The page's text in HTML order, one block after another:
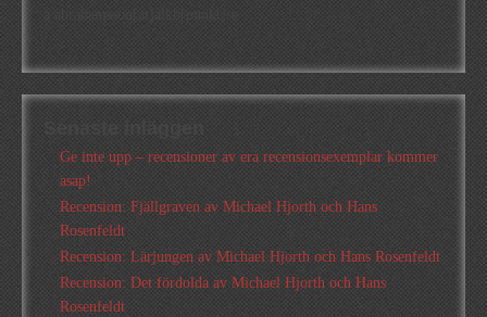
Senaste inläggen
Ge inte upp – recensioner av era recensionsexemplar kommer
asap!
Recension: Fjällgraven av Michael Hjorth och Hans
Rosenfeldt
Recension: Lärjungen av Michael Hjorth och Hans Rosenfeldt
Recension: Det fördolda av Michael Hjorth och Hans
Rosenfeldt